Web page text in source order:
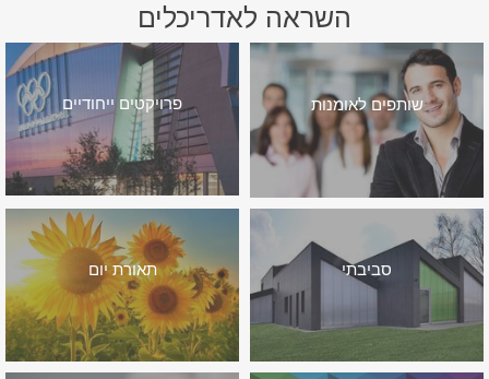
השראה לאדריכלים
פרויקטים ייחודיים שותפים לאומנות
תאורת יום סביבתי